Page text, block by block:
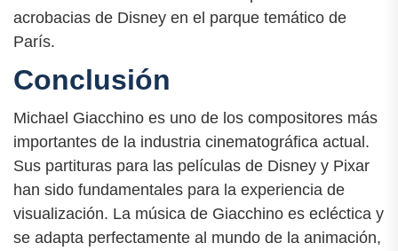
acrobacias de Disney en el parque temático de
París.
Conclusión
Michael Giacchino es uno de los compositores más
importantes de la industria cinematográfica actual.
Sus partituras para las películas de Disney y Pixar
han sido fundamentales para la experiencia de
visualización. La música de Giacchino es ecléctica y
se adapta perfectamente al mundo de la animación,